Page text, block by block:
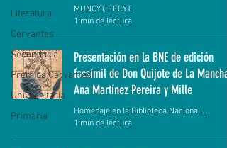
Literatura
Cervantes
Secundaria
Premios Cervantes
Universitaria
Primaria
MUNCYT. FECYT.
1 min de lectura
Presentación en la BNE de edición
facsímil de Don Quijote de La Mancha.
Ana Martínez Pereira y Mille
Homenaje en la Biblioteca Nacional de España a
1 min de lectura